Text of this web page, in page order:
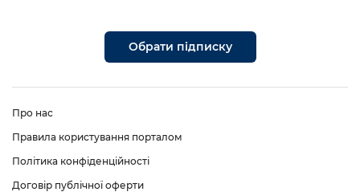
Обрати підписку
Про нас
Правила користування порталом
Політика конфіденційності
Договір публічної оферти